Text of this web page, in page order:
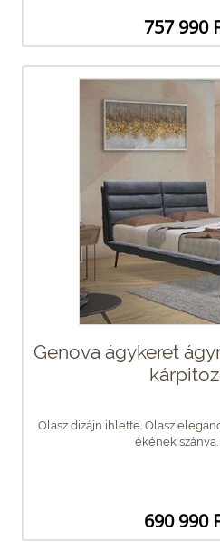
757 990
Genova ágykeret
Olasz dizájn ihlette. Olasz
ékének szánva.
690 990